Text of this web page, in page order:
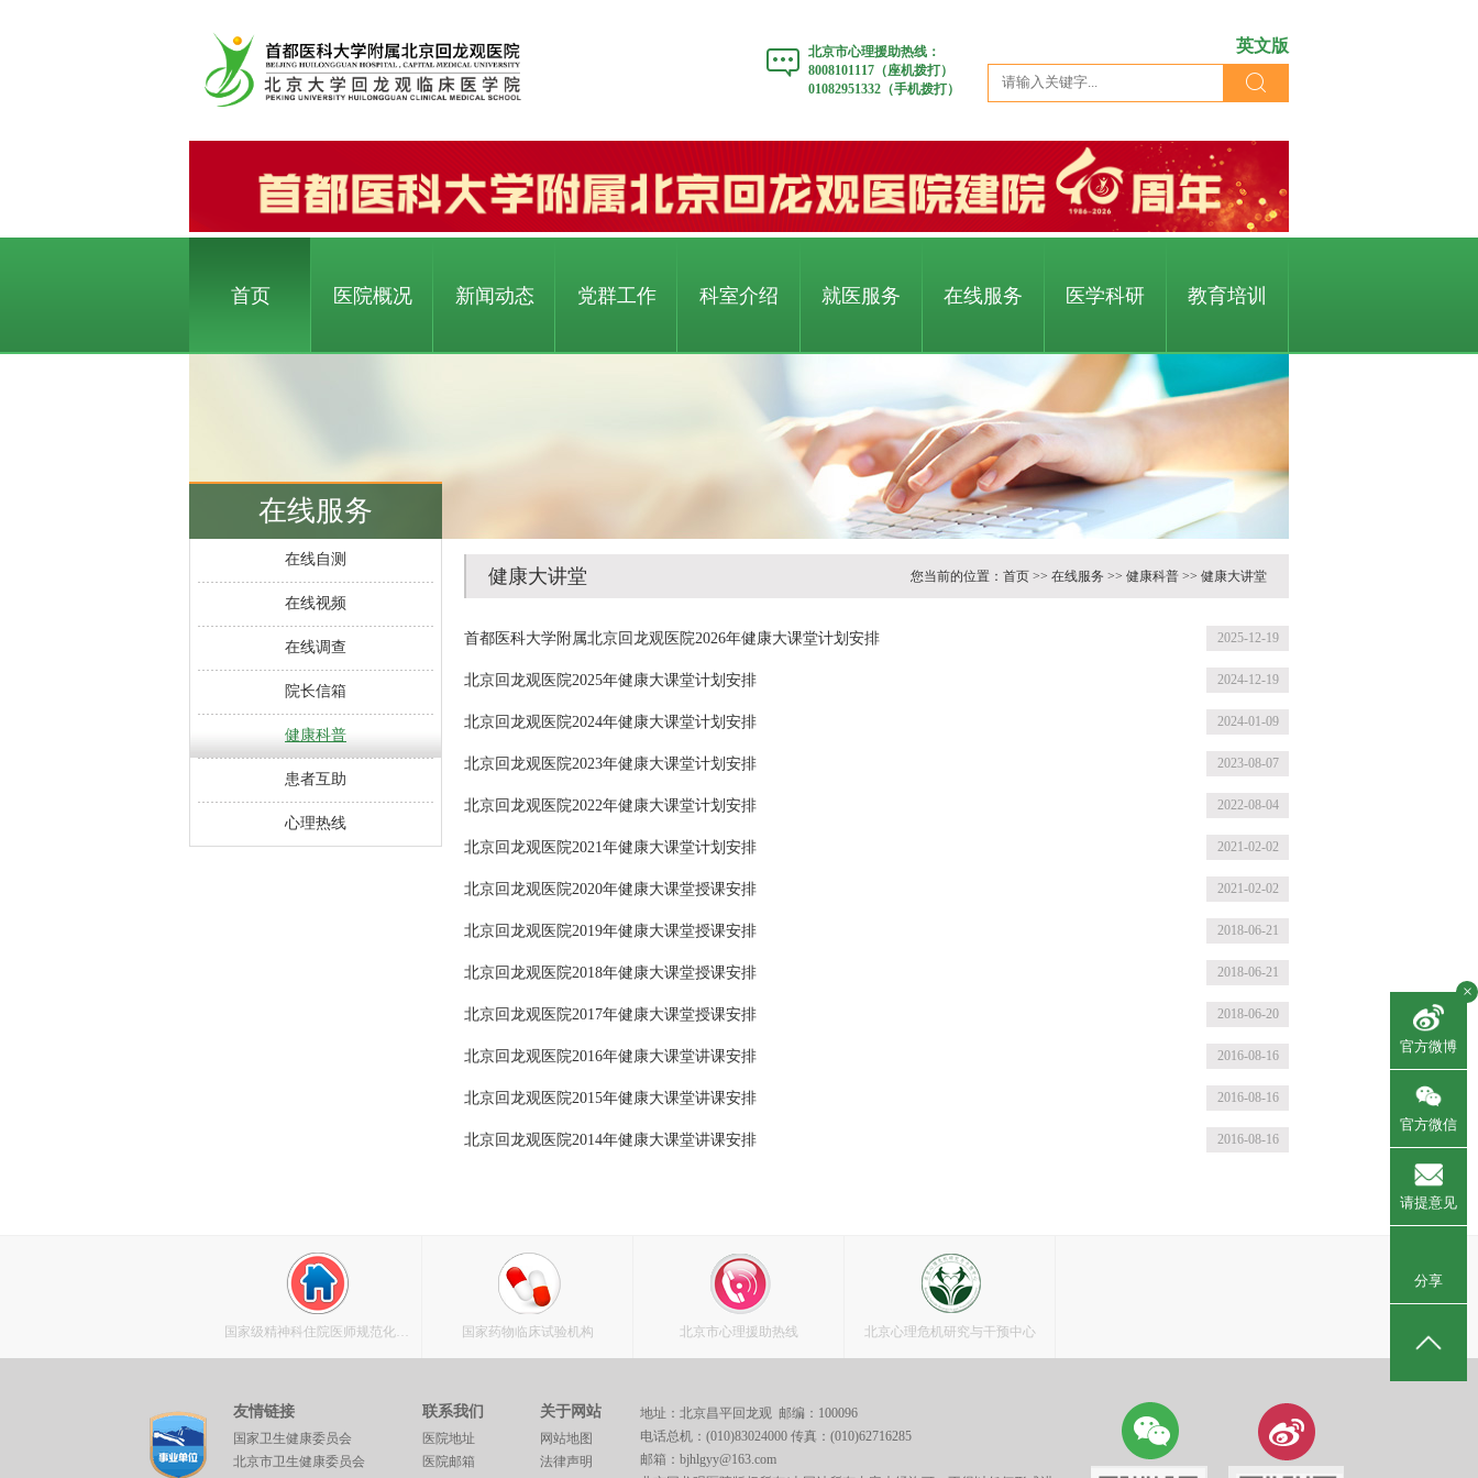
北京市心理援助热线：
8008101117（座机拨打）
01082951332（手机拨打）
英文版
首页 医院概况 新闻动态 党群工作 科室介绍 就医服务 在线服务 医学科研 教育培训
在线服务
在线自测
在线视频
在线调查
院长信箱
健康科普
患者互助
心理热线
健康大讲堂 您当前的位置： 首页 >> 在线服务 >> 健康科普 >> 健康大讲堂
首都医科大学附属北京回龙观医院2026年健康大课堂计划安排 2025-12-19
北京回龙观医院2025年健康大课堂计划安排 2024-12-19
北京回龙观医院2024年健康大课堂计划安排 2024-01-09
北京回龙观医院2023年健康大课堂计划安排 2023-08-07
北京回龙观医院2022年健康大课堂计划安排 2022-08-04
北京回龙观医院2021年健康大课堂计划安排 2021-02-02
北京回龙观医院2020年健康大课堂授课安排 2021-02-02
北京回龙观医院2019年健康大课堂授课安排 2018-06-21
北京回龙观医院2018年健康大课堂授课安排 2018-06-21
北京回龙观医院2017年健康大课堂授课安排 2018-06-20
北京回龙观医院2016年健康大课堂讲课安排 2016-08-16
北京回龙观医院2015年健康大课堂讲课安排 2016-08-16
北京回龙观医院2014年健康大课堂讲课安排 2016-08-16
国家级精神科住院医师规范化培
国家药物临床试验机构 北京市心理援助热线 北京心理危机研究与干预中心
友情链接
国家卫生健康委员会
北京市卫生健康委员会
联系我们
医院地址
医院邮箱
关于网站
网站地图
法律声明
地址：北京昌平回龙观 邮编：100096
电话总机：(010)83024000 传真：(010)62716285
邮箱：bjhlgyy@163.com
×
官方微博
官方微信
请提意见
分享